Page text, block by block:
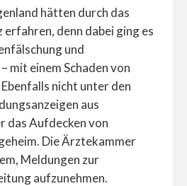
hätten durch das
erfahren, denn dabei ging es
und
mit einem Schaden von
nicht unter den
aus
das Aufdecken von
Die Ärztekammer
Meldungen zur
aufzunehmen.